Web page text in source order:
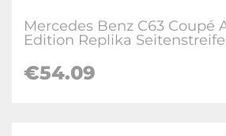
Mercedes Benz C63 Coupé
Edition Replika
€54.09